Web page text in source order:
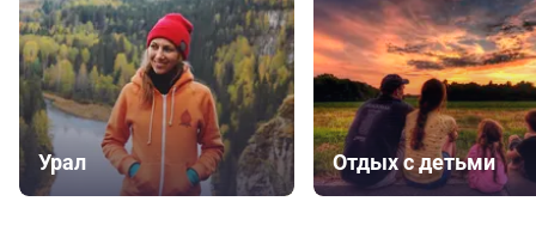
Урал Отдых с детьми